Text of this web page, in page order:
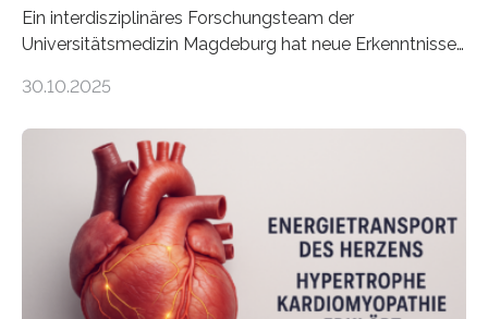
Ein interdisziplinäres Forschungsteam der
Universitätsmedizin Magdeburg hat neue Erkenntnisse
behandelt werden kann. In ihrer aktuellen Studie,
Oncology, zeigen die Forschenden, dass Mini-Tumore
aus Gewebe von Patientinnen und Patienten –
sogenannte Organoide – genutzt werden können, um
vorab zu prüfen, welche Medikamente am besten
wirken. Dabei wurde ein Eiweiß identifiziert, das künftig
als Biomarker für die Wahl der passenden Therapie
dienen könnte. Darmkrebs zählt weltweit zu den
30.10.2025